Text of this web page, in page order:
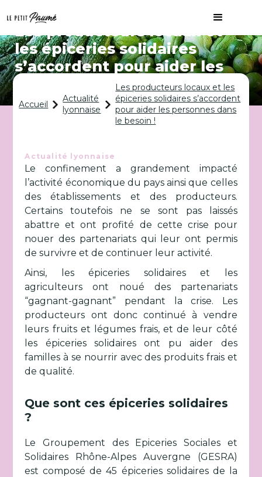
Les producteurs locaux et
les épiceries solidaires
s’accordent pour aider les
personnes dans le besoin !
Accueil
Actualité
lyonnaise
Les producteurs locaux et les
épiceries solidaires s’accordent
pour aider les personnes dans
le besoin !
Actualité lyonnaise
Le confinement a grandement impacté
l’activité économique du pays ainsi que celles
des établissements et des producteurs.
Certains toutefois ne se sont pas laissés
abattre et ont profité de cette crise pour
nouer des partenariats qui leur ont permis
de survivre et de continuer leur activité.
Ainsi, les épiceries solidaires et les
agriculteurs ont noué des partenariats
“gagnant-gagnant” pendant la crise. Les
producteurs ont donc continué à vendre
leurs fruits et légumes frais, et de leur côté
les épiceries solidaires ont pu aider des
familles à se nourrir avec des produits frais et
de qualité.
Que sont ces épiceries solidaires
?
Le Groupement des Epiceries Sociales et
Solidaires Rhône-Alpes Auvergne (GESRA)
est composé de 45 épiceries solidaires de la